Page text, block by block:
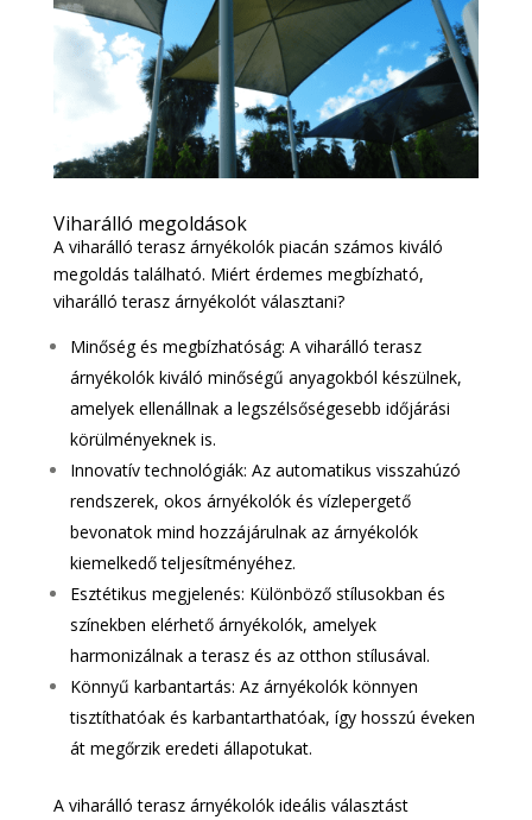
Viharálló megoldások
A viharálló terasz árnyékolók piacán számos kiváló
megoldás található. Miért érdemes megbízható,
viharálló terasz árnyékolót választani?
Minőség és megbízhatóság: A viharálló terasz
árnyékolók kiváló minőségű anyagokból készülnek,
amelyek ellenállnak a legszélsőségesebb időjárási
körülményeknek is.
Innovatív technológiák: Az automatikus visszahúzó
rendszerek, okos árnyékolók és vízlepergető
bevonatok mind hozzájárulnak az árnyékolók
kiemelkedő teljesítményéhez.
Esztétikus megjelenés: Különböző stílusokban és
színekben elérhető árnyékolók, amelyek
harmonizálnak a terasz és az otthon stílusával.
Könnyű karbantartás: Az árnyékolók könnyen
tisztíthatóak és karbantarthatóak, így hosszú éveken
át megőrzik eredeti állapotukat.
A viharálló terasz árnyékolók ideális választást